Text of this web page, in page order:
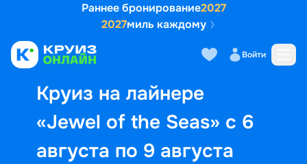
Раннее бронирование2027
2027миль каждому
Войти
Круиз на лайнере
«Jewel of the Seas» с 6
августа по 9 августа
Выбор кают Маршрут и